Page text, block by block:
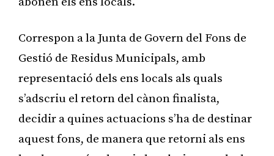
Correspon a la Junta de Govern del Fons de
Gestió de Residus Municipals, amb
representació dels ens locals als quals
s’adscriu el retorn del cànon finalista,
decidir a quines actuacions s’ha de destinar
aquest fons, de manera que retorni als ens